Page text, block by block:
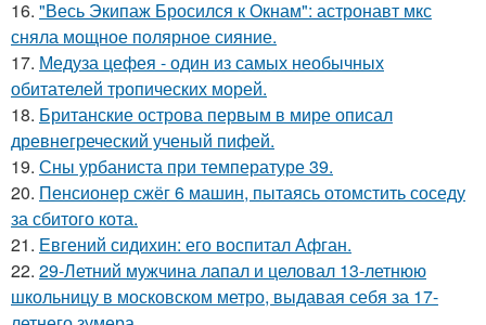
16. "Весь Экипаж Бросился к Окнам": астронавт мкс
сняла мощное полярное сияние.
17. Медуза цефея - один из самых необычных
обитателей тропических морей.
18. Британские острова первым в мире описал
древнегреческий ученый пифей.
19. Сны урбаниста при температуре 39.
20. Пенсионер сжёг 6 машин, пытаясь отомстить соседу
за сбитого кота.
21. Евгений сидихин: его воспитал Афган.
22. 29-Летний мужчина лапал и целовал 13-летнюю
школьницу в московском метро, выдавая себя за 17-